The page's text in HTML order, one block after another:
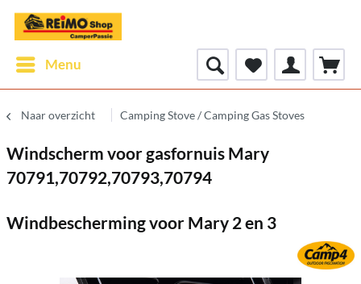
Menu
Naar overzicht Camping Stove / Camping Gas Stoves
Windscherm voor gasfornuis Mary
70791,70792,70793,70794
Windbescherming voor Mary 2 en 3